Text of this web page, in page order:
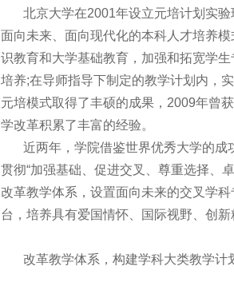
北京大学在2001年设立元培计划实
面向未来、面向现代化的本科人才培养
识教育和大学基础教育，加强和拓宽学
培养;在导师指导下制定的教学计划内，
元培模式取得了丰硕的成果，2009年曾
学改革积累了丰富的经验。
近两年，学院借鉴世界优秀大学的
贯彻“加强基础、促进交叉、尊重选择、
改革教学体系，设置面向未来的交叉学
台，培养具有爱国情怀、国际视野、创
改革教学体系，构建学科大类教学计